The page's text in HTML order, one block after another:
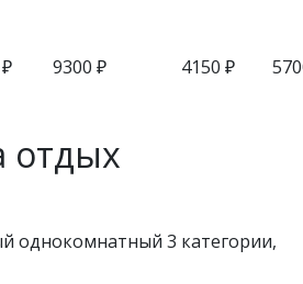
₽ 9300 ₽ 4150 ₽
отдых
однокомнатный 3 категории,